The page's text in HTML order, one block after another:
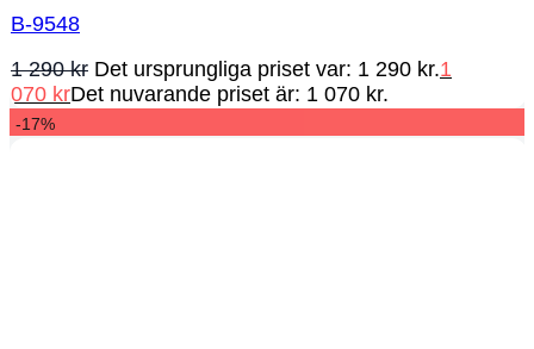
B-9548
1 290kr Det ursprungliga priset var: 1 290 kr.1
070 krDet nuvarande priset är: 1 070 kr.
-17%